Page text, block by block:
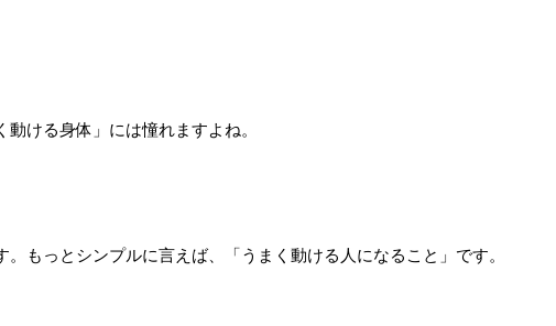
ける身体」には憧れますよね。
もっとシンプルに言えば、「うまく動ける人になること」です。